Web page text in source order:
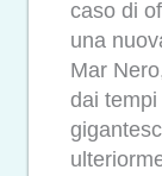
caso di
una
Mar
dai tempi